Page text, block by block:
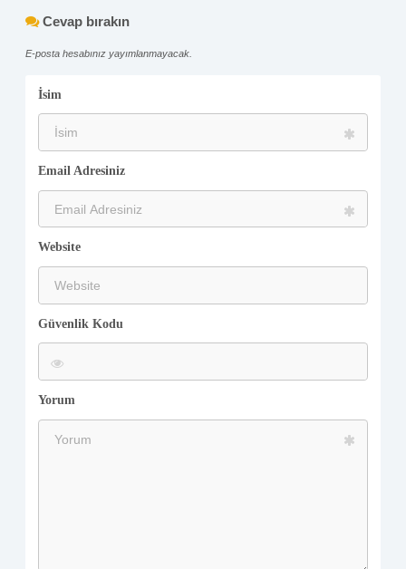
Cevap bırakın
E-posta hesabınız yayımlanmayacak.
İsim
Email Adresiniz
Website
Güvenlik Kodu
Yorum